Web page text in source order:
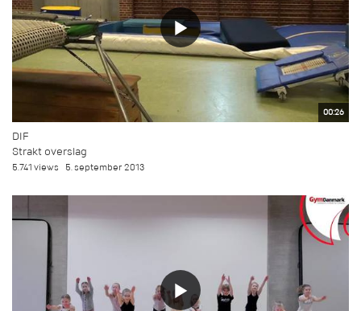
00:26
DIF
Strakt overslag
5.741 views 5. september 2013